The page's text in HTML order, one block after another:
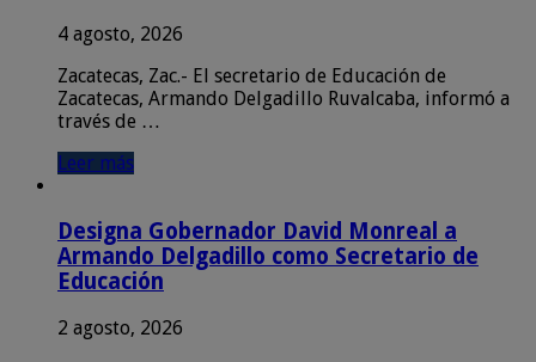
4 agosto, 2026
Zacatecas, Zac.- El secretario de Educación de
Zacatecas, Armando Delgadillo Ruvalcaba, informó a
través de …
Leer más
Designa Gobernador David Monreal a
Armando Delgadillo como Secretario de
Educación
2 agosto, 2026